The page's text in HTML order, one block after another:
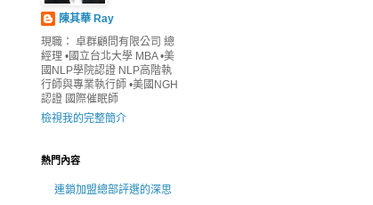
陳其華 Ray
現職： 卓群顧問有限公司 總
經理 •國立台北大學 MBA •美
國NLP學院認證 NLP高階執
行師與專業執行師 •美國NGH
認證 國際催眠師
檢視我的完整簡介
熱門內容
連鎖加盟總部評選的深思